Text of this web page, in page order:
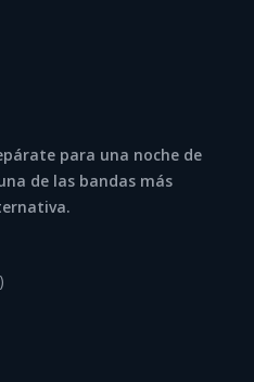
para una noche de
de las bandas más